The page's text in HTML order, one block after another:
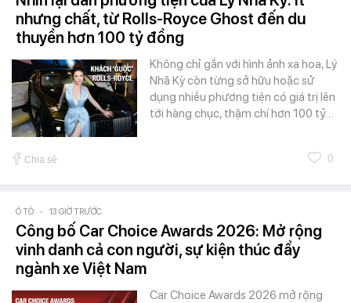
nhưng chất, từ Rolls-Royce Ghost đến du
thuyền hơn 100 tỷ đồng
Không chỉ gắn với hình ảnh xa hoa, Lý
Nhã Kỳ còn từng sở hữu hoặc sử
dụng nhiều phương tiện có giá trị lên
tới hàng chục, thậm chí hơn 100 tỷ…
Chia sẻ 0
Ô TÔ - 13 GIỜ TRƯỚC
Công bố Car Choice Awards 2026: Mở rộng
vinh danh cả con người, sự kiện thúc đẩy
ngành xe Việt Nam
Car Choice Awards 2026 mở rộng